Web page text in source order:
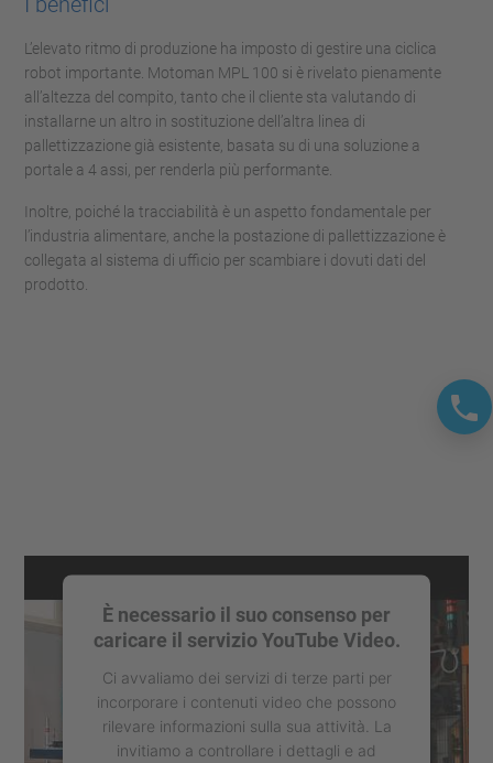
L’elevato ritmo di produzione ha imposto di gestire una ciclica
robot importante. Motoman MPL 100 si è rivelato pienamente
all’altezza del compito, tanto che il cliente sta valutando di
installarne un altro in sostituzione dell’altra linea di
pallettizzazione già esistente, basata su di una soluzione a
portale a 4 assi, per renderla più performante.
Inoltre, poiché la tracciabilità è un aspetto fondamentale per
l’industria alimentare, anche la postazione di pallettizzazione è
collegata al sistema di ufficio per scambiare i dovuti dati del
prodotto.
È necessario il suo consenso per
caricare il servizio YouTube Video.
Ci avvaliamo dei servizi di terze parti per
incorporare i contenuti video che possono
rilevare informazioni sulla sua attività. La
invitiamo a controllare i dettagli e ad